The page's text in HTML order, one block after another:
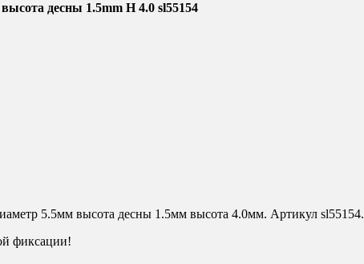
десны 1.5mm H 4.0 sl55154
5.5мм высота десны 1.5мм высота 4.0мм. Артикул sl55154.
фиксации!